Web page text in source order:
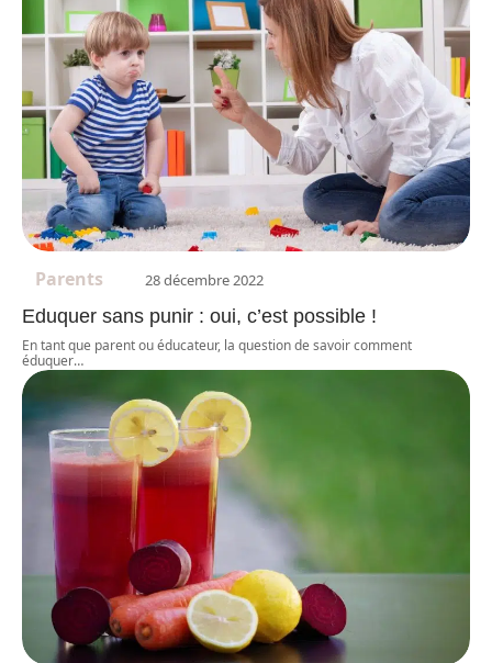
Parents 28 décembre 2022
Eduquer sans punir : oui, c’est possible !
En tant que parent ou éducateur, la question de savoir comment
éduquer…